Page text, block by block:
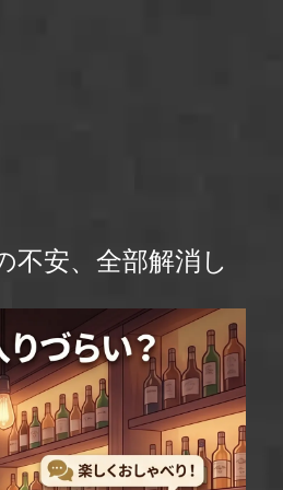
安、全部解消し